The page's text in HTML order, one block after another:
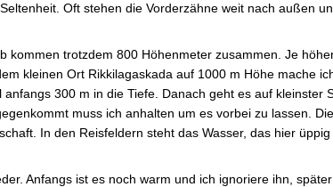
Oft stehen die Vorderzähne weit nach außen
trotzdem 800 Höhenmeter zusammen. Je
kleinen Ort Rikkilagaskada auf 1000 m Höhe mache
300 m in die Tiefe. Danach geht es auf kleinster
muss ich anhalten um es vorbei zu lassen.
In den Reisfeldern steht das Wasser, das hier
Anfangs ist es noch warm und ich ignoriere ihn,